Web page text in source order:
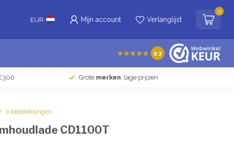
EUR Mijn account Verlanglijst
0
9.3
Grote merken, lage prijzen
0 beoordelingen
CD1100T